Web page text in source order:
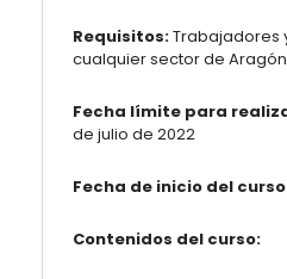
Requisitos:Trabajadores
cualquier sector de
Fecha límite para
de julio de 2022
Fecha de inicio del
Contenidos del curso: